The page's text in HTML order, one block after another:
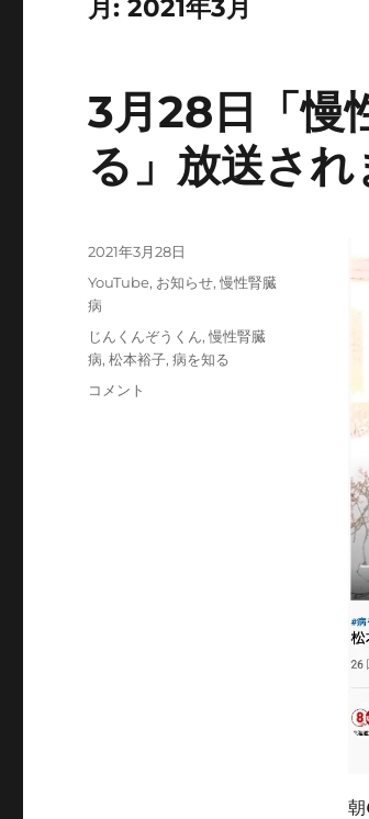
月:2021年3月
3月28日「慢
る」放送され
投
日:
2021年3月28日
カ
テ
リ
YouTube, お知らせ,慢性腎臓
病
タ
グ
じんくんぞうくん,慢性腎臓
病,松本裕子,病を知る
3
コメント